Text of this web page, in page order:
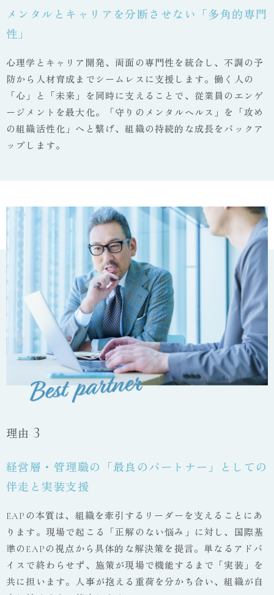
メンタルとキャリアを分断させない「多角的専門
性」
心理学とキャリア開発、両面の専門性を統合し、不調の予
防から人材育成までシームレスに支援します。働く人の
「心」と「未来」を同時に支えることで、従業員のエンゲ
ージメントを最大化。「守りのメンタルヘルス」を「攻め
の組織活性化」へと繋げ、組織の持続的な成長をバックア
ップします。
理由 3
経営層・管理職の「最良のパートナー」としての
伴走と実装支援
EAPの本質は、組織を牽引するリーダーを支えることにあ
ります。現場で起こる「正解のない悩み」に対し、国際基
準のEAPの視点から具体的な解決策を提言。単なるアドバ
イスで終わらせず、施策が現場で機能するまで「実装」を
共に担います。人事が抱える重荷を分かち合い、組織が自